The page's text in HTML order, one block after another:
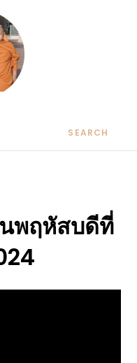
นท้งหลายเทอญ
พฤหัสบดีที่